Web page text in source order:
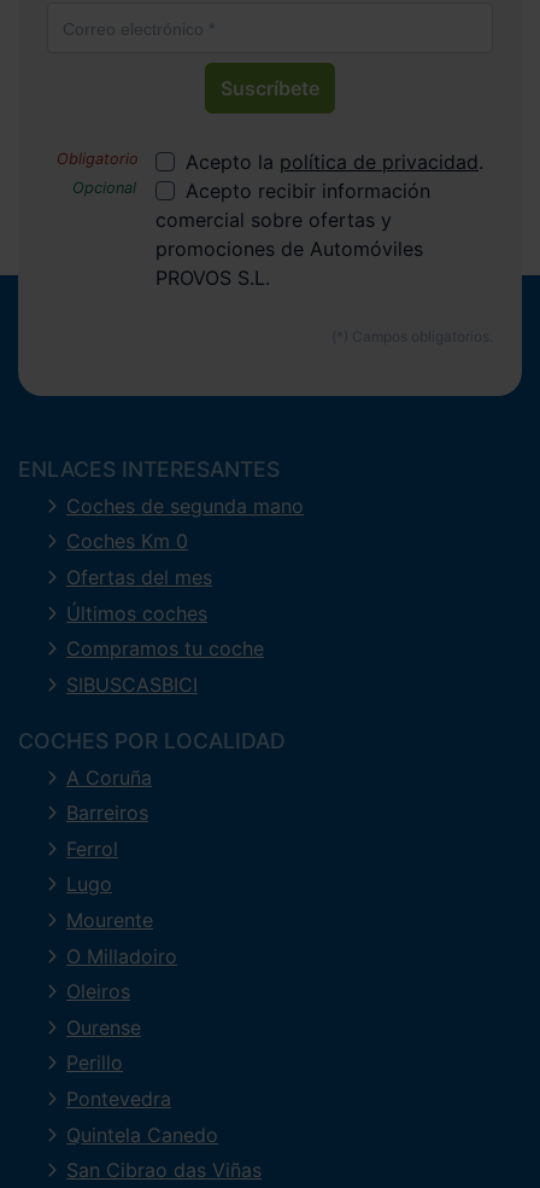
Suscríbete
Acepto la política de privacidad.
Acepto recibir información
comercial sobre ofertas y
promociones de Automóviles
PROVOS S.L.
ENLACES INTERESANTES
Coches de segunda mano
Coches Km 0
Ofertas del mes
Últimos coches
Compramos tu coche
SIBUSCASBICI
COCHES POR LOCALIDAD
A Coruña
Barreiros
Ferrol
Lugo
Mourente
O Milladoiro
Oleiros
Ourense
Perillo
Pontevedra
Quintela Canedo
San Cibrao das Viñas